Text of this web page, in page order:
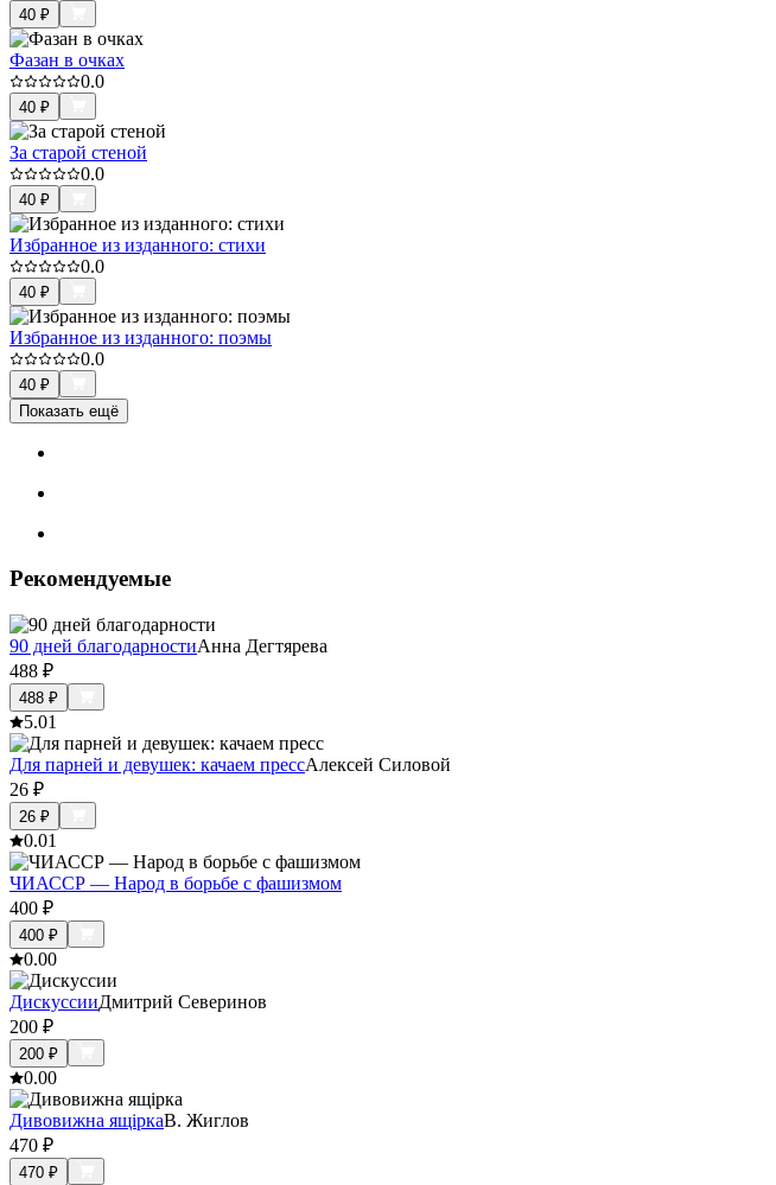
40 ₽
Фазан в очках
0.0
40 ₽
За старой стеной
0.0
40 ₽
Избранное из изданного: стихи
0.0
40 ₽
Избранное из изданного: поэмы
0.0
40 ₽
Показать ещё
Рекомендуемые
90 дней благодарностиАнна Дегтярева
488 ₽
488 ₽
5.01
Для парней и девушек: качаем прессАлексей Силовой
26 ₽
26 ₽
0.01
ЧИАССР — Народ в борьбе с фашизмом
400 ₽
400 ₽
0.00
ДискуссииДмитрий Северинов
200 ₽
200 ₽
0.00
Дивовижна ящіркаВ. Жиглов
470 ₽
470 ₽